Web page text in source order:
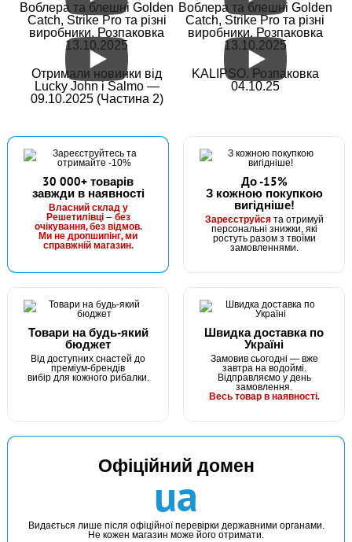
Воблера та блешні Golden
Catch, Strike Pro та різні
виробники. Розпаковка
13.10.2025
Воблера та блешні Golden
Catch, Strike Pro та різні
виробники. Розпаковка
13.10.2025
Отримали новинки від
Lucky John і Salmo —
09.10.2025 (Частина 2)
KALIPSO. Розпаковка
04.10.25
30 000+ товарів
завжди в наявності
Власний склад у
Решетилівці — без
очікування, без відмов.
Ми не дропшипінг, ми
справжній магазин.
До -15%
З кожною покупкою
вигідніше!
Зареєструйсята отримуй
персональні знижки, які
ростуть разом з твоїми
замовленнями.
Товари на будь-який
бюджет
Від доступних снастей до
преміум-брендів
вибір для кожного рибалки.
Швидка доставка по
Україні
Замовив сьогодні — вже
завтра на водоймі.
Відправляємо у день
замовлення.
Весь товар в наявності.
Офіційний домен
ua
Видається лише після офіційної перевірки державними органами.
Не кожен магазин може його отримати.